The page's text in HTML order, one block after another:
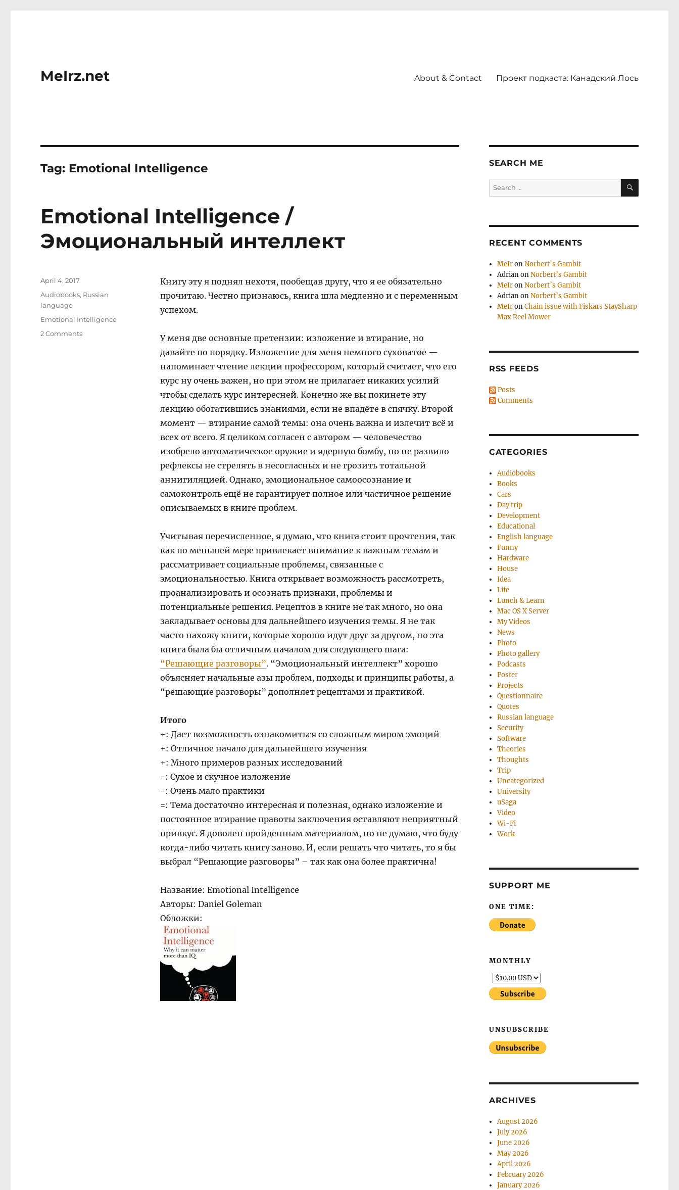
MeIrz.net About & Contact Проект подкаста: Канадский Лось
Tag: Emotional Intelligence
Emotional Intelligence /
Эмоциональный интеллект
Книгу эту я поднял нехотя, пообещав другу, что я ее обязательно
прочитаю. Честно признаюсь, книга шла медленно и с переменным
успехом.
У меня две основные претензии: изложение и втирание, но
давайте по порядку. Изложение для меня немного суховатое —
напоминает чтение лекции профессором, который считает, что его
курс ну очень важен, но при этом не прилагает никаких усилий
чтобы сделать курс интересней. Конечно же вы покинете эту
лекцию обогатившись знаниями, если не впадёте в спячку. Второй
момент — втирание самой темы: она очень важна и излечит всё и
всех от всего. Я целиком согласен с автором — человечество
изобрело автоматическое оружие и ядерную бомбу, но не развило
рефлексы не стрелять в несогласных и не грозить тотальной
аннигиляцией. Однако, эмоциональное самоосознание и
самоконтроль ещё не гарантирует полное или частичное решение
описываемых в книге проблем.
Учитывая перечисленное, я думаю, что книга стоит прочтения, так
как по меньшей мере привлекает внимание к важным темам и
рассматривает социальные проблемы, связанные с
эмоциональностью. Книга открывает возможность рассмотреть,
проанализировать и осознать признаки, проблемы и
потенциальные решения. Рецептов в книге не так много, но она
закладывает основы для дальнейшего изучения темы. Я не так
часто нахожу книги, которые хорошо идут друг за другом, но эта
книга была бы отличным началом для следующего шага:
“Решающие разговоры”. “Эмоциональный интеллект” хорошо
объясняет начальные азы проблем, подходы и принципы работы, а
“решающие разговоры” дополняет рецептами и практикой.
Итого
+: Дает возможность ознакомиться со сложным миром эмоций
+: Отличное начало для дальнейшего изучения
+: Много примеров разных исследований
-: Сухое и скучное изложение
-: Очень мало практики
=: Тема достаточно интересная и полезная, однако изложение и
постоянное втирание правоты заключения оставляют неприятный
привкус. Я доволен пройденным материалом, но не думаю, что буду
когда-либо читать книгу заново. И, если решать что читать, то я бы
выбрал “Решающие разговоры” – так как она более практична!
Название: Emotional Intelligence
Авторы: Daniel Goleman
Обложки:
Posted
April 4, 2017
Categories
Audiobooks, Russian
language
Tags
Emotional Intelligence
2 Commentson
SEARCH ME
Search
for:
SEARCH
RECENT COMMENTS
MeIronNorbert’s Gambit
AdrianonNorbert’s Gambit
MeIronNorbert’s Gambit
AdrianonNorbert’s Gambit
MeIronChain issue with Fiskars StaySharp
Max Reel Mower
RSS FEEDS
Posts
Comments
CATEGORIES
Audiobooks
Books
Cars
Day trip
Development
Educational
English language
Funny
Hardware
House
Idea
Life
Lunch & Learn
Mac OS X Server
My Videos
News
Photo
Photo gallery
Podcasts
Poster
Projects
Questionnaire
Quotes
Russian language
Security
Software
Theories
Thoughts
Trip
Uncategorized
University
uSaga
Video
Wi-Fi
Work
SUPPORT ME
ONE TIME:
MONTHLY
UNSUBSCRIBE
ARCHIVES
August 2026
July 2026
June 2026
May 2026
April 2026
February 2026
January 2026